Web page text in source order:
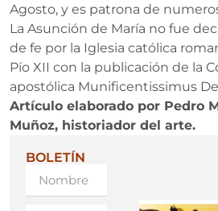
Agosto, y es patrona de
La Asunción de María no fue
de fe por la Iglesia católica
Pío XII con la publicación de la
apostólica Munificentissimus
Artículo elaborado por Pedro
Muñoz, historiador del arte.
BOLETÍN